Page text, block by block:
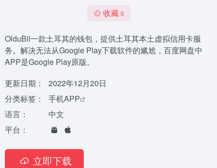
收藏 0
OlduBil一款土耳其的钱包，提供土耳其本土虚拟信用卡服
务。解决无法从Google Play下载软件的尴尬，百度网盘中
APP是Google Play原版。
更新日期：
2022年12月20日
分类标签：
手机APP
语言：
中文
平台：
立即下载